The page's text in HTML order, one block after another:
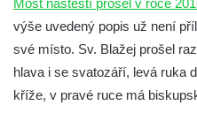
Socha Vážka v ZOO
Socha Volavka v ZOO
Flamingo trůn v ZOO
výše uvedený popis už není
své místo. Sv. Blažej prošel
hlava i se svatozáří, levá ruka
kříže, v pravé ruce má